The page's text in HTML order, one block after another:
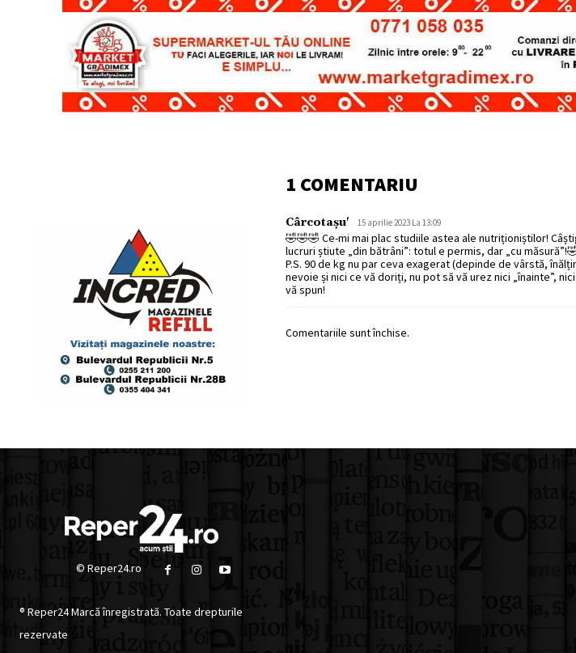
1 COMENTARIU
Cârcotașu' 15 aprilie 2023 La 13:09
🤣🤣🤣 Ce-mi mai plac studiile astea ale nutriționiștilor!
lucruri știute „din bătrâni”: totul e permis, dar „cu
P.S. 90 de kg nu par ceva exagerat (depinde de vârstă,
nevoie și nici ce vă doriți, nu pot să vă urez nici „înainte”,
vă spun!
Comentariile sunt închise.
© Reper24.ro
® Reper24 Marcă înregistrată. Toate drepturile
rezervate